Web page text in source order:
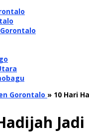
Gorontalo » 10 Hari